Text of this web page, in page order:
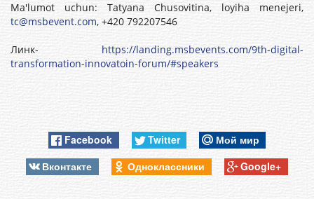
Ma'lumot uchun: Tatyana Chusovitina, loyiha menejeri,
tc@msbevent.com, +420 792207546
Линк- https://landing.msbevents.com/9th-digital-
transformation-innovatoin-forum/#speakers
Facebook Twitter
Мой мир
Вконтакте
Одноклассники Google+